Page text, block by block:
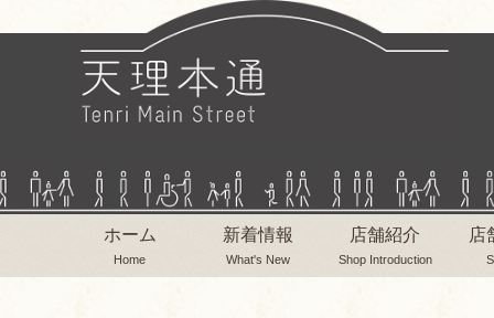
ホーム
Home
新着情報
What's New
店舗紹介
Shop Introduction
店